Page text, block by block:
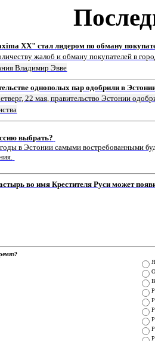
XX" стал лидером по обману
жалоб и обману покупателей в
Владимир Эвве
однополых пар одобрили в
22 мая, правительство Эстонии
выбрать?
в Эстонии самыми востребованными
во имя Крестителя Руси может